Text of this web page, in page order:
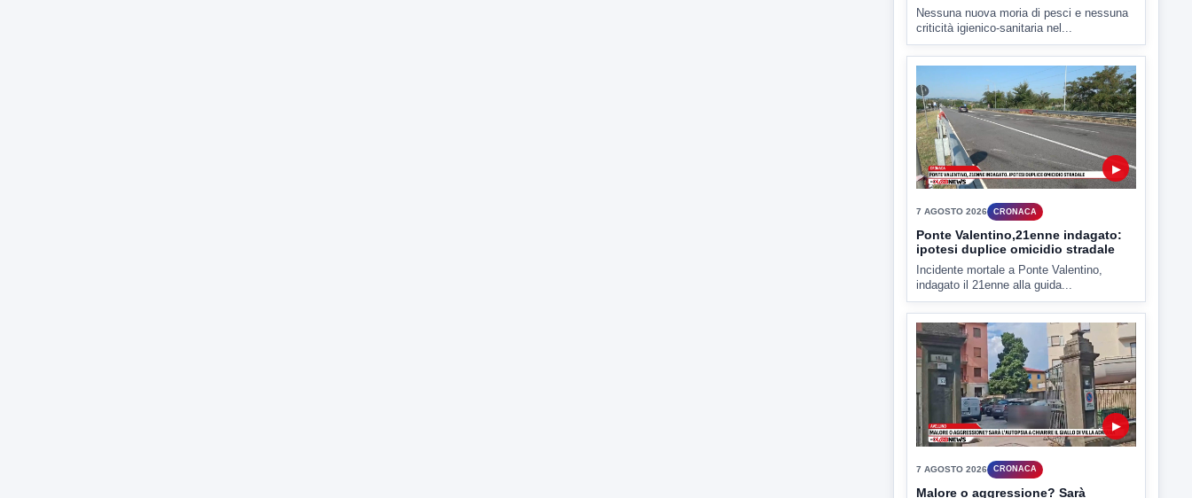
▶
7 AGOSTO 2026 ATTUALITÀ
Miasmi e Calore, l'ASL parla
attraverso il Comune
Nessuna nuova moria di pesci e nessuna
▶
7 AGOSTO 2026 CRONACA
Ponte Valentino,21enne indagato:
ipotesi duplice omicidio stradale
Incidente mortale a Ponte Valentino,